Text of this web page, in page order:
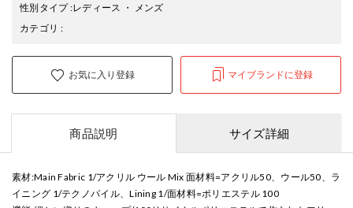
性別タイプ:レディース ・
メンズ
カテゴリ :
お気に入り登録 マイブランドに登録
商品説明 サイズ詳細
素材:Main Fabric 1/アクリル ウール Mix 面材料=アクリル50、ウール50、ラ
イニング 1/テクノパイル、Lining 1/面材料=ポリエステル 100